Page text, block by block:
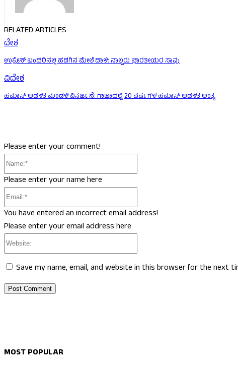
RELATED ARTICLES
ದೇಶ
ಉಕ್ರೇನ್‌ ಬಂದರಿನಲ್ಲಿ ಹಡಗಿನ ಮೇಲೆ ದಾಳಿ: ನಾಲ್ವರು ಭಾರತೀಯರ ಸಾವು
ವಿದೇಶ
ಹಮಾಸ್ ಆಡಳಿತ ಮಂಡಳಿ ವಿಸರ್ಜನೆ: ಗಾಜಾದಲ್ಲಿ 20 ವರ್ಷಗಳ ಹಮಾಸ್ ಆಡಳಿತ ಅಂತ್ಯ
Please enter your comment!
Please enter your name here
You have entered an incorrect email address!
Please enter your email address here
Save my name, email, and website in this browser for the next
MOST POPULAR